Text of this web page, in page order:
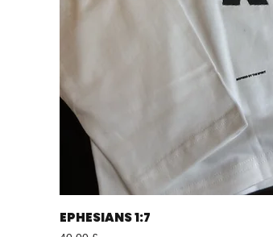
EPHESIANS 1:7